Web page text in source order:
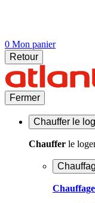
0 Mon panier
Retour
Fermer
Chauffer le
Chauffer le